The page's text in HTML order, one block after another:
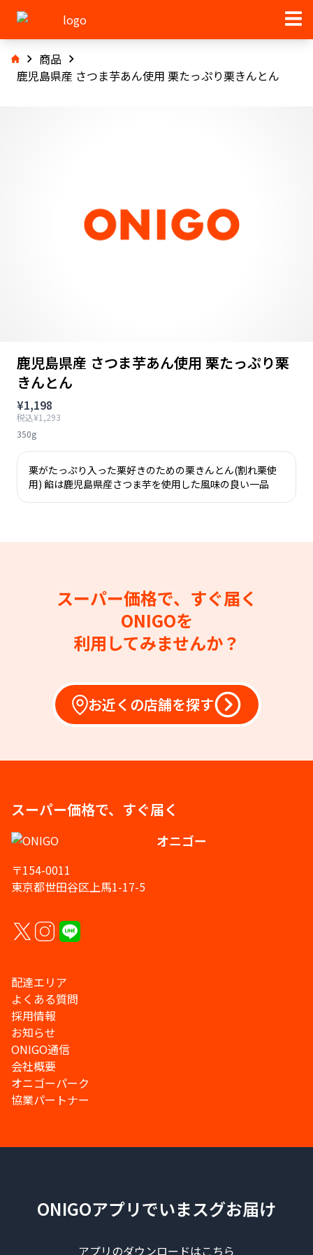
商品
鹿児島県産 さつま芋あん使用 栗たっぷり栗きんとん
鹿児島県産 さつま芋あん使用 栗たっぷり栗
きんとん
¥1,198
税込¥1,293
350g
栗がたっぷり入った栗好きのための栗きんとん(割れ栗使
用) 餡は鹿児島県産さつま芋を使用した風味の良い一品
スーパー価格で、すぐ届く
ONIGOを
利用してみませんか？
お近くの店舗を探す
スーパー価格で、すぐ届く
オニゴー
〒154-0011
東京都世田谷区上馬1-17-5
配達エリア
よくある質問
採用情報
お知らせ
ONIGO通信
会社概要
オニゴーパーク
協業パートナー
ONIGOアプリでいまスグお届け
アプリのダウンロードはこちら